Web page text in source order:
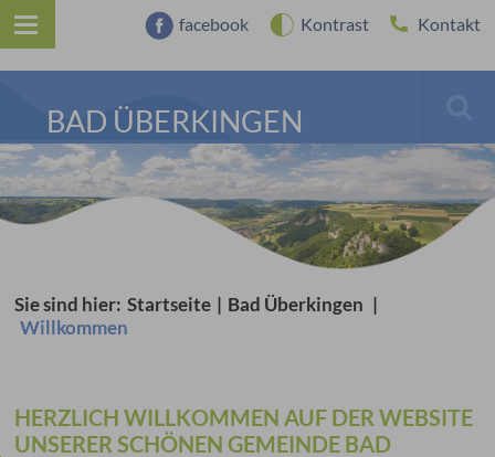
facebook Kontrast Kontakt
BAD ÜBERKINGEN
Sie sind hier: Startseite | Bad Überkingen |
Willkommen
HERZLICH WILLKOMMEN AUF DER WEBSITE
UNSERER SCHÖNEN GEMEINDE BAD